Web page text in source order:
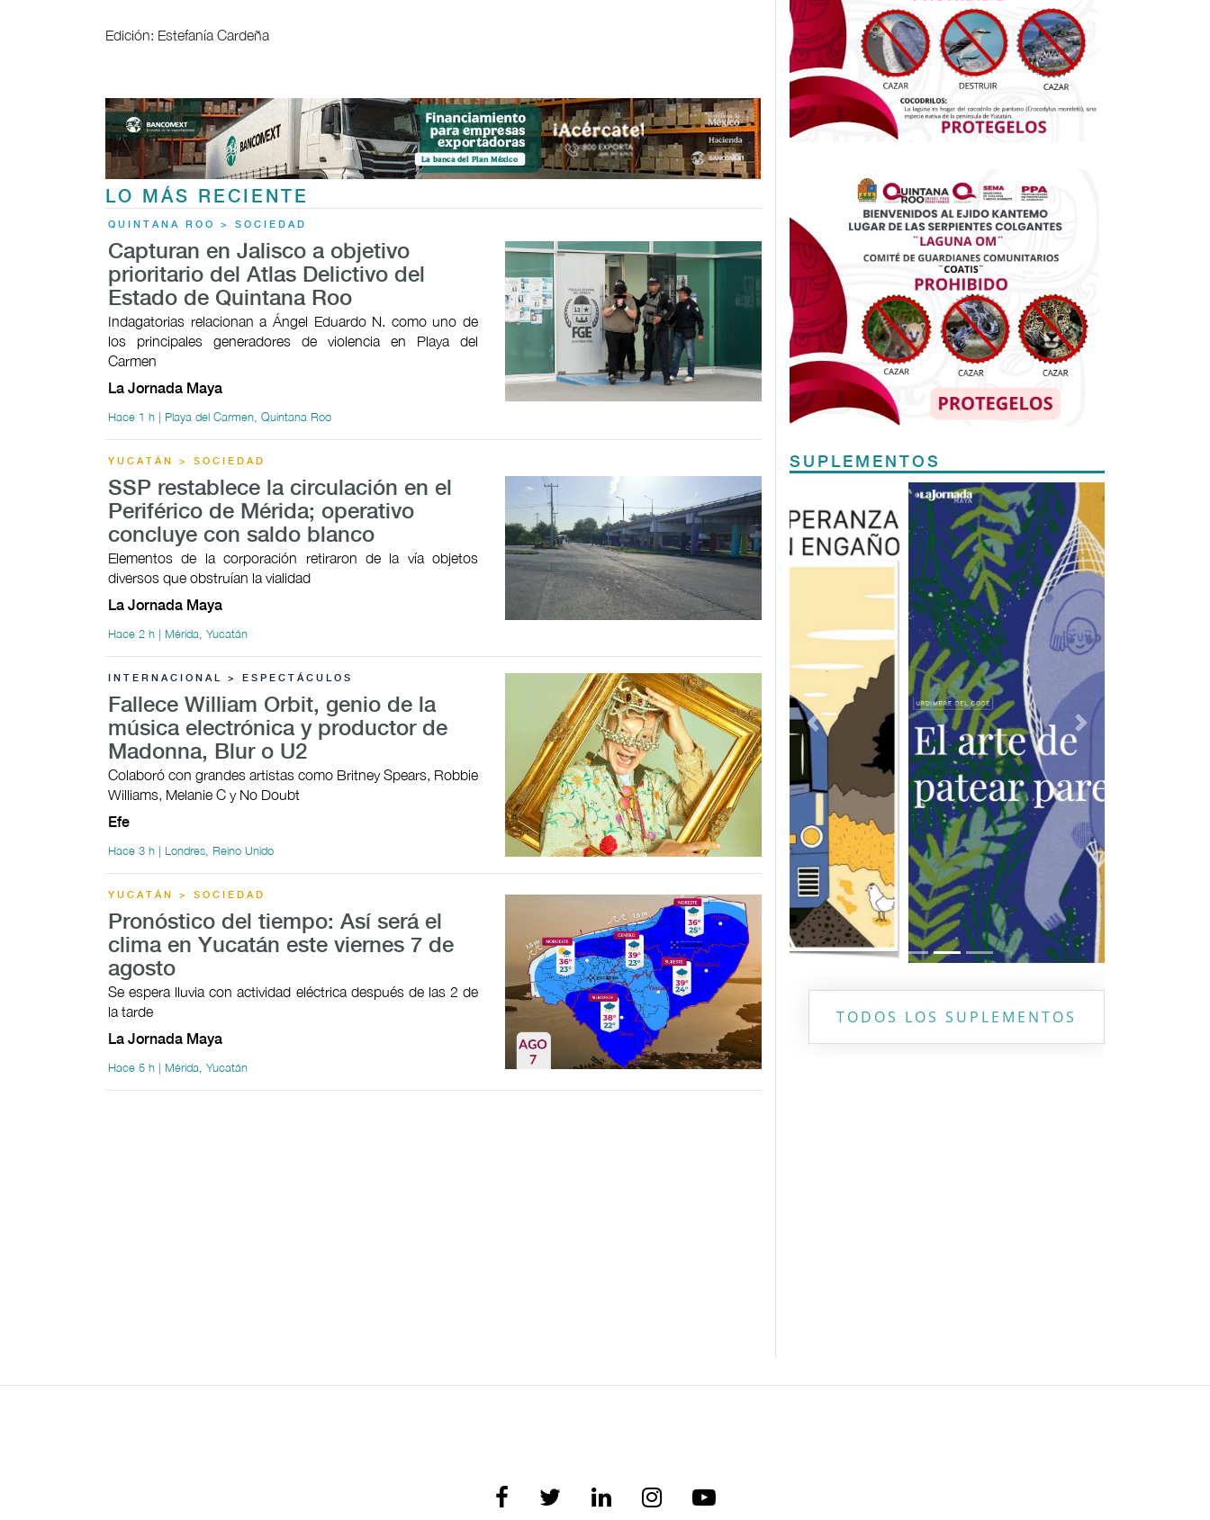
Edición: Estefanía Cardeña
LO MÁS RECIENTE
QUINTANA ROO > SOCIEDAD
Capturan en Jalisco a objetivo
prioritario del Atlas Delictivo del
Estado de Quintana Roo
Indagatorias relacionan a Ángel Eduardo N. como uno de
los principales generadores de violencia en Playa del
Carmen
La Jornada Maya
Hace 1 h | Playa del Carmen, Quintana Roo
YUCATÁN > SOCIEDAD
SSP restablece la circulación en el
Periférico de Mérida; operativo
concluye con saldo blanco
Elementos de la corporación retiraron de la vía objetos
diversos que obstruían la vialidad
La Jornada Maya
Hace 2 h | Mérida, Yucatán
INTERNACIONAL > ESPECTÁCULOS
Fallece William Orbit, genio de la
música electrónica y productor de
Madonna, Blur o U2
Colaboró con grandes artistas como Britney Spears, Robbie
Williams, Melanie C y No Doubt
Efe
Hace 3 h | Londres, Reino Unido
YUCATÁN > SOCIEDAD
Pronóstico del tiempo: Así será el
clima en Yucatán este viernes 7 de
agosto
Se espera lluvia con actividad eléctrica después de las 2 de
la tarde
La Jornada Maya
Hace 5 h | Mérida, Yucatán
SUPLEMENTOS
Previous Next
TODOS LOS SUPLEMENTOS